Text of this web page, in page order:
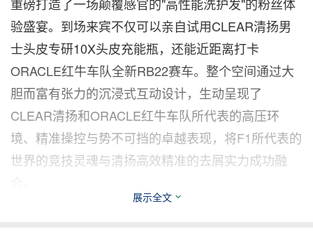
验盛宴。到场来宾不仅可以亲自试用CLEAR清扬男
士头皮专研10X头皮充能瓶，还能近距离打卡
ORACLE红牛车队全新RB22赛车。整个空间通过大
胆而富有张力的沉浸式互动设计，生动呈现了
CLEAR清扬和ORACLE红牛车队所代表的高压环
境、精准操控与势不可挡的卓越表现，将F1所代表的
世界的竞技灵魂与清扬高效精准的去屑实力成功融
展示全文